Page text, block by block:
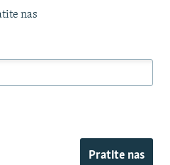
nas
Pratite nas